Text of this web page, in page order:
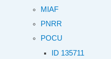
MIAF
PNRR
POCU
ID 135711